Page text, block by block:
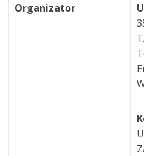
Organizator